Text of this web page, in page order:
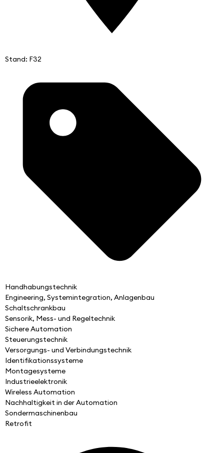
Stand: F32
Handhabungstechnik
Engineering, Systemintegration, Anlagenbau
Schaltschrankbau
Sensorik, Mess- und Regeltechnik
Sichere Automation
Steuerungstechnik
Versorgungs- und Verbindungstechnik
Identifikationssysteme
Montagesysteme
Industrieelektronik
Wireless Automation
Nachhaltigkeit in der Automation
Sondermaschinenbau
Retrofit